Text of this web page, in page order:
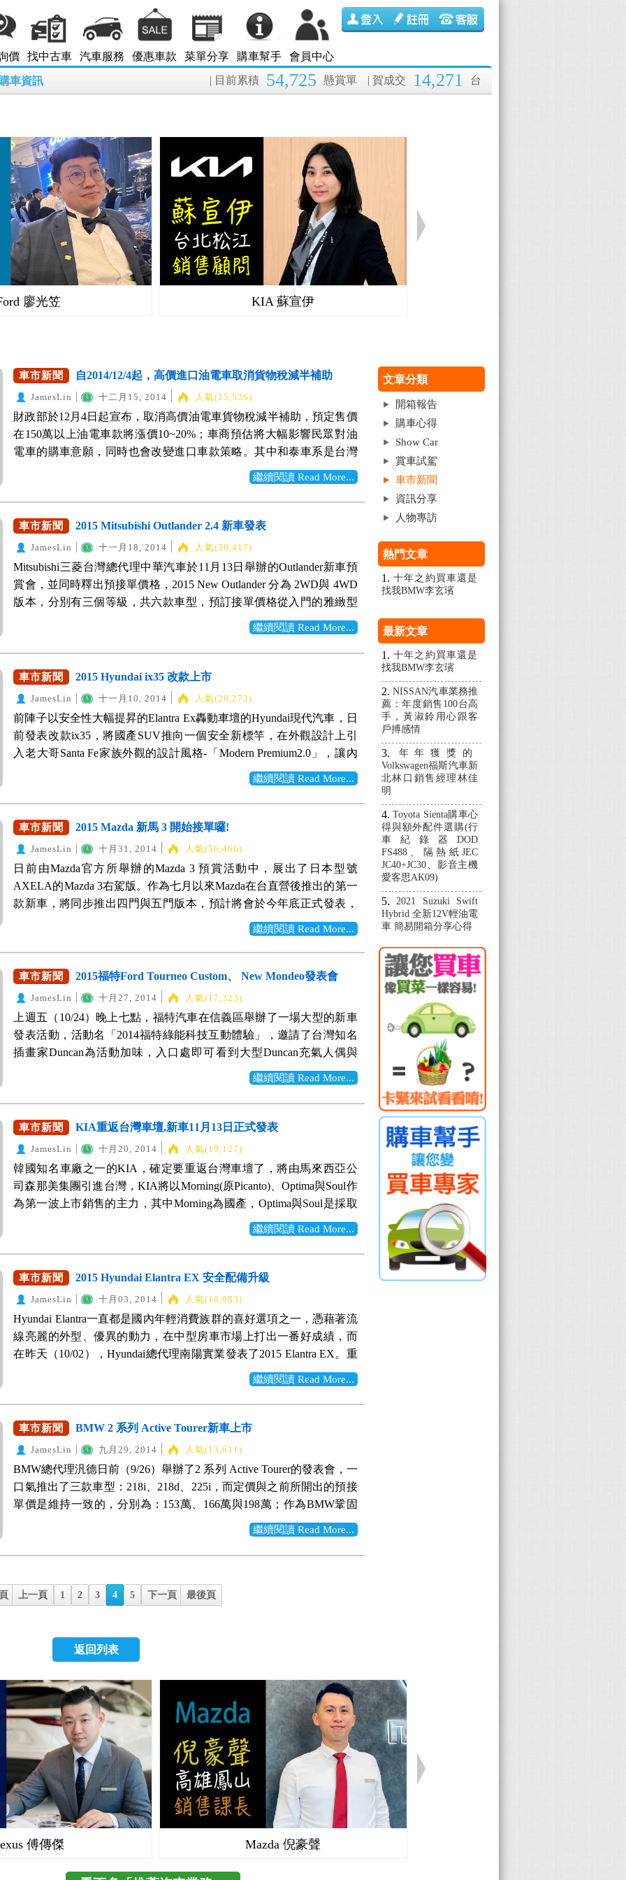
價 找中古車 汽車服務 優惠車款 菜單分享 購車幫手 會員中心
車資訊 | 賀成交 14,271 台
| 目前累積 54,725 懸賞單
廖光笠 KIA 蘇宣伊
車市新聞 自2014/12/4起，高價進口油電車取消貨物稅減半補助
JamesLin 十二月15, 2014 人氣(15,536)
財政部於12月4日起宣布，取消高價油電車貨物稅減半補助，預定售價
在150萬以上油電車款將漲價10~20%；車商預估將大幅影響民眾對油
電車的購車意願，同時也會改變進口車款策略。其中和泰車系是台灣
最大的油電車經銷商，旗下品牌括了Toyota及Lexus，目前兩款品牌超
過七成都屬於油電車，也佔了目前市售的五成，Lexus為此推出
NX200T汽油車款作為因應對策。 依據財政部公告12/04起必須符合以
下4種標準才享有貨物稅減免優惠 (1) 完稅價格在100萬元以下。 (2) 排
氣量在3000立方公分以下。 (3) 油耗值達每公升19公里。 (4) 碳排放量
在每公里120公克以下。 其中完稅價格並非指預定售價，而是車商從
國外產地購車時的成本，各項進口稅費之計算方式如下： (1) 完稅價格
= 離岸價格(FOB)＋運費(FREIGHT)＋保險費(INSURANCE) (2) 進口關
稅= 完稅價格 × 進口稅率 (稅率17.5%，民國100年適用) *註1 (3) 貨物稅
= ( 完稅價格 ＋ 進口關稅 ) × 貨物稅率25%~30% (排氣量2,000CC以
條 (5) 推廣貿易服務費=完稅價格× 推廣貿易服務費率(0.0415%) *註2
預定售價150萬以下油電車款，仍享有油電車貨物稅減半優惠，不受到
影響。而預定售價150萬以上油電車款將會有10%~20%的漲幅。 就
Wewanted購車好幫手得到的好康消息指出，目前各車廠仍有少量於
12/4前到港的油電車款維持原車價，並不受新制貨物稅補助方案影響，
即前往優惠車款詢問 *註1：
http://www.customs.gov.tw/Rateweb/Search1List.aspx?
type=1&date=20110320 *註2：http://www.mof.gov.tw/ct.asp?
xItem=26360&ctNode=657&mp=1 附錄：新制油電車貨物稅調整方案
對Lexus車係價格影響差異表
繼續閱讀 Read More...
車市新聞 2015 Mitsubishi Outlander 2.4 新車發表
JamesLin 十一月18, 2014 人氣(30,417)
Mitsubishi三菱台灣總代理中華汽車於11月13日舉辦的Outlander新車預
賞會，並同時釋出預接單價格，2015 New Outlander 分為 2WD與 4WD
版本，分別有三個等級，共六款車型，預訂接單價格從入門的雅緻型
81.9萬到七人座的尊榮型118.9萬，提供不同的配備等級供消費者做選
擇。12月08日中華汽車舉辦新車上市發表會，正式公開售價，較上個
月預訂接單價低一萬到兩萬元不等，並同時推出Outlander PHEV油電
混合版，詳細價格資訊請參考本文文末內容。 安全配備 前陣子各車
廠陸續推出具備高安全係數的車款，如今Mitsubishi也在Outlander上加
上了豐富的主被動安全配備，以保障駕駛與乘客的行車安全。2WD 車
款頂級華貴版與4WD全車系皆配備ABS防鎖定煞車系統、EBO電子煞
車力分配系統、BAS煞車力輔助系統、BOS煞車優先系統、ASC車身
動態穩定控制系統、TCL循跡防滑控制系統、ESS智慧型緊急煞車警示
系統、HAS陡坡起步輔助系統等主動式安全配備，並在華貴型、進階
造成的意外，更提昇安全性。有點美中不足的是這些完善的安全配備
都要到較高等級的車型才看得到，對於預算較不足的消費者來說是比
較可惜的地方。 外觀設計 全新進化的Outlander在外觀造型上，以一
體式鍍鉻水箱罩結合車燈呈現新的三菱設計語彙，延伸至車側的起伏
腰線讓Outlander溫潤的弧度線條中，帶出了剛毅的霸氣，更能襯托出
現出Outlander能文能武、剛柔並濟休旅車格。 內裝空間 內裝運用大
量軟性材質替代硬質塑料，配合高級皮椅，於車室內營造出更細緻有
質感的氛圍。與外觀一樣的全新設計的內裝，以駕駛人為導向，將駕
駛座與副駕駛座做出明顯區隔，讓駕駛更能專注於行車駕駛。寬敞的
空間一直是Outlander的強調重點，4WD頂級七人座尊榮型更提供豐富
的座位變化，全家出遊一樣寬敞舒適。 油耗表現 2015 Outlander搭載
了新一代的2.4升MIVEC引擎，能根據駕駛的使用情況，有效控制氣門
啟閉幅度與時間，進而減少動力浪費，讓大型的休旅車能擁有與房車
油耗媲美的油耗表現，也使對於大空間與低油耗不再成為兩難的抉
售價與安全配備差異性，請參考： 2014/12/09更新 昨天（12/08）中華
汽車舉辦了Outlander的正式發表會，六款車型的售價，除2WD入門的
雅緻型價格維持不變以外，其他五款皆有一至兩萬的降幅，2WD時尚
型與華貴型，售價調整為89.9萬與97.9萬，各有一萬元的降價幅度；而
4WD的經典型與進階型也分別調降一萬，價格來到93.9萬與106.9萬，
售價為116.9萬。 同場推出的還有Outlander PHEV 油電混合動力車
華汽車公布Outlander PHEV油電版售價為199萬。因為油電混合動力的
關係，Outlander PHEV的油耗表現，依據歐盟標準，每公升可行駛54.6
公里，到達了一個讓汽油車為之驚嘆的境界。 對2015 New Outlander有
興趣？趕快來WeWanted購車詢價! >>>前往購車詢價 >>>查看Outlnader
相關資料
繼續閱讀 Read More...
車市新聞 2015 Hyundai ix35 改款上市
JamesLin 十一月10, 2014 人氣(20,272)
前陣子以安全性大幅提昇的Elantra Ex轟動車壇的Hyundai現代汽車，日
前發表改款ix35，將國產SUV推向一個安全新標竿，在外觀設計上引
入老大哥Santa Fe家族外觀的設計風格-「Modern Premium2.0」，讓內
裝、外觀、配備與安全性到達了一個新的局面。而新一代的ix35也在既
有車型布局上做了更動，減少3個車型，並新增一款入門的2.0柴油豪華
款，從7個車款縮減成6個，以更精準的車型定位布局車市。汽油車款
兩個等級的售價分別為77.9萬與83.9萬，而柴油款售價價則為：88.9
萬、91.9萬、101.9萬。 銳利動感 傳承延續 新ix35引入的Modern
Premium2.0設計元素，讓原本的車型更具家族特色、提昇辨識度，並
呈現更流線、更動感、更前衛的Hyundai設計新語彙。 車頭部分為外觀
設計重點，配備Hyundai車系全新的鑽石型水箱罩，照明燈具部分也經
過重新設計，使整體車頭更有精神。 車頭特寫比較，左下角為舊版的
ix35，右下角的圖是Hyundai的Santa Fe，可以看到新版ix35的設計與舊
度以提高安全性。 全車系的標配還有後視鏡方向燈，一樣以安全作為
第一考量，加強提昇日常用車的主動安全性。 車尾最明顯的變動，在
於尾燈的新設計，LED導光條的燈組設計，除了看上去更具科技感
外，更重要的是能夠實質提昇尾燈亮度，強化行車安全性。 汽油版本
ix35全面配備17吋鋁框，而在柴油版部分，則升級為18吋鋁框。 內裝
裝配置。 與前代相同的四幅方向盤，音響控制為全車系標準配備，右
側的定速功能則為尊貴版以上標配。 安全配備 大幅提昇 本次改款重
點，相較於外觀的變動，更值得注意的在於主被動安全配備的大躍
進，如同Elantra EX的安全性升級，ix35更能滿足SUV車主對家庭成員
乘車安全性的需求。ix35各車型安全配備之差異與上市後售價如下表所
示（本表格截自Hyundai官網）： 除入門的豪華型車款外，主打的尊貴
型與旗艦型均配備豐富的主動安全系統：ESP電子車身穩定系統、
HAC上坡起步輔助系統、DBC斜坡緩降輔助系統、ROP電子車身防傾
系統，配上完善的被動安全：6SRS（包含雙車側氣簾，汽油豪華型配
2015/04/13 ix35因原物料價格上漲關係，自2015/04/13起價格全面調漲1
萬元，但原廠釋出誠意，提供1萬元配件選購金。 如您對這款具有全
新氣象以及及高安全性的國產SUV ix35有興趣，歡迎立即前往
WeWanted購車詢價。 >>>立即前往購車詢價 >>>查看ix35相關資料
繼續閱讀 Read More...
車市新聞 2015 Mazda 新馬 3 開始接單囉!
JamesLin 十月31, 2014 人氣(56,466)
日前由Mazda官方所舉辦的Mazda 3 預賞活動中，展出了日本型號
AXELA的Mazda 3右駕版。作為七月以來Mazda在台直營後推出的第一
款新車，將同步推出四門與五門版本，預計將會於今年底正式發表，
明年第一季(2015 Q1)以進口方式引進。官方特別重視與消費者的溝
通，故帶來右駕版的Mazda 3讓消費者近距離接觸，並做市場調查。目
前官方持續釋出消息，但在價格上資訊卻是保密到家，據了解入門的
四門車型價格有機會落在70萬以內。 Mazda 3-全新設計 原裝進口 新
Mazda 3引入家族全新設計語彙「KODO Design魂動」包含全新設計的
的樣貌，更具動感與新世代的氣息。 全新設計的車頭，包含車燈陳列
與水箱罩設計。 前低後踞的車型與線條，彷彿隨時要將滿載的動力透
過18吋鋁圈一釋而出，向前撲動。 後保區塊採黑色配置，將車身本色
往上提拉，車尾更顯輕盈且辨識度更高；雙出單尾管也為Mazda 3帶來
模擬在台灣上市的樣子，可供參考想像。 根據消息指出，Mazda 3 會
以2.0汽油動力先行推出，未來也不排除引進柴油引擎版本。 Mazda 3
DM 新馬3注重安全性，全車系標準配備六具SRS安全氣囊、DSC動態
穩定系統與HLA上坡起步輔助裝置。 DM上顯示以四門車型為主，據
了解Mazda3將會同時推出四門與五門車型，各兩個規格，至於詳細的
一時間公布，請鎖定WeWanted網站。 103/11/10，熱心網友捕獲Mazda
3 五門實車照片。 2014/11/01更新 目前New Mazda 3 已經開始預接訂
單~ 4門的基本款接單價為75萬，頂級款85萬；5門的基本款接單價80
萬，頂級款90萬。 採多退少不補原則，下訂後可更改等級。首批有
1000台配額，可在明年農曆年前交車。 2014/12/26更新 Mazda3 正式公
告售價分別為：四門尊貴型77.9萬元、四門頂級型87.9萬元、五門尊貴
型78.9萬元以及五門頂級型88.9萬元，值得注意的是，特殊塗色的「魂
動紅」車色則需加價1萬元。 2015/08/13更新 Mazda3新增4門尊榮型，
定價75.9萬。 2016/03/09更新 2016年式Mazda3變更車系編成，新增5門
豪華型 69.9萬（接單生產） 詳細資訊請參考>>>Mazda 3 基本規格表
據了解，接單數已近半數配額。如您也對新Mazda 3有興趣，歡迎來
WeWanted發懸賞單！ >>>立即前往購車詢價 >>>查看Mazda3相關資料
繼續閱讀 Read More...
車市新聞 2015福特Ford Tourneo Custom、 New Mondeo發表會
JamesLin 十月27, 2014 人氣(17,323)
上週五（10/24）晚上七點，福特汽車在信義區舉辦了一場大型的新車
發表活動，活動名「2014福特綠能科技互動體驗」，邀請了台灣知名
插畫家Duncan為活動加味，入口處即可看到大型Duncan充氣人偶與
Ecosport車款，還未到七點，現場即湧現排隊人潮，可知有許多人是非
常期待本次活動。而福特汽車也藉由此次活動公布發表新一代商旅車
Ford Tourneo Custom ，共有兩個等級可供選擇：入門款尊爵型售價
129.9萬，尊爵型選配後座空調系統售價134.9萬，頂級款豪華型售價
154.9萬。 Tourneo Custom-大氣空間 尊榮禮遇 本次活動登場主角，超
大軸距與大空間，主打國內個人與企業用戶的九人座選擇，主要針對
企業、旅遊業者與租賃公司做使用。 在5,339mm的車身長度設定中，
大空間提供了絕佳的先決條件，並配合三排座椅的特殊機構設計，可
以衍生出30種座位安排，更加靈活運用車室空間。高階車款更提供後
座獨立空調出風系統、深色玻璃與收捲遮陽簾，為商務載客提供更優
不釋手細細撫摸，而汽油款與油電款的區別可從車尾的銘牌與排氣管
做出識別，其他方面設計則是完全相同。 根據WeWanted了解，福特公
司將會在今年度12月份開賣Mondeo EcoBoost版本，作為全新Mondeo開
路先鋒，預接單價為128.8萬起；而Mondeo Hybrid油電混合型，在2015
年內會推出，Mondeo Plug-in Hybrid插電式油電混合動力型，則已在新
擇。 Mustang-繼承傳統 從心出發 擁有五十年發展歷史的Mustang野馬
跑車，本次活動也公開亮相最新車款。 從頭到尾周圍都是滿滿的圍觀
人潮，人人都想與之合影留念，而舞台上所展的是代表性能的紅色車
款，新設計的車身線條展現迷人的魅力。據WeWanted了解，Mustang將
於明年第三季開始販售，屆時動力迷可不要錯過了。 活動花絮 活動
的主題與宗旨放在多元綠能科技，本次展示發表的車款也與主題息息
相關，包含TDCI柴油引擎、EcoBoost引擎與hybrid油電混合科技，而
同時活動中也藉由不同車款傳達福特本身不同面向的造車精神。 表演
活動一開始，由福特柴油運動貨卡-Ranger打頭陣，它的中心思想以
與載貨能力。 接下來就是福特的當家戰將Focus，在活動的布幕上強
後，由專業舞者扮演的空服員帶來一段舞蹈表演，引出的是一種商
車身尺寸，令人驚豔。 新車款出現後，接著是現有的車型，接著上場
的的是榮獲許多獎項的Fiesta與暢銷休旅車款Kuga。 以及新改款的
Mondeo與動力性能更加強勁的Focus ST。 接著是All New Mustang野
馬跑車，此車一出，現場觀眾的反應就開始激動起來，看來頂尖性能
跑車的吸引力的確非同凡響！ 最後登場的是改款的Mondeo油電混合
款，福特汽車為了做出與汽油版的區別，特別在車側加上綠能式樣的
貼紙，以供識別，投影背景也以綠意盎然的畫面為主，強調節能特
性。 最後表演活動結束後，新改款的車型在台上一字排開，讓觀眾能
夠近距離接觸觀賞。 場外停放一部黃色的Mustang，現場也安排電音
DJ播放激昂的電子音樂，搭配Mustang引擎身浪，並讓民眾上車體驗
Mustang的超凡魅力。 場外靜態互動展示區，也布置的非常精緻，展
出了EcoBoost引擎與TDCI柴油引擎，讓民眾參觀。 Duncan在這裡！
際體驗現場活動後還可以得到福特公司準備的精美小禮物Focus 模型，
繼續閱讀 Read More...
車市新聞 KIA重返台灣車壇,新車11月13日正式發表
JamesLin 十月20, 2014 人氣(19,127)
韓國知名車廠之一的KIA，確定要重返台灣車壇了，將由馬來西亞公
司森那美集團引進台灣，KIA將以Morning(原Picanto)、Optima與Soul作
為第一波上市銷售的主力，其中Morning為國產，Optima與Soul是採取
進口模式，而之後也將會有另兩款Carnes與Sportage陸續補齊品牌戰
線，根據WeWanted資訊中心得到的消息指出，車款將在11月13日正式
發表。這回KIA回歸可說是充分準備、勢在必行！讓我們簡單介紹一
下首波上市的三款主力戰將： Morning(原Picanto)： 在多個月前KIA
公開的活動中，以Picanto為名展示的Morning，將以國產的方式與台灣
的車主們相逢，定位在小型都會用車的Morning小巧可愛，外型討喜，
非常適合在擁擠的城市道路中駕駛，在台灣這樣地狹人稠的環境下，
相信會是準車主非常不錯的一個選擇。 以下為WeWanted獨家取得
Morning最新規格表，Morning基本款定價在50萬以下，價格上應具有
競爭力。 其中頂級款，配備了小車少見的ESC電子車身穩定系統、
度，而年輕化的外觀非常討喜，想購買Camry、Teana或Accord等大型
房車的準車主，又多了一個嶄新的選擇。 Optima規格表如下，目前引
進單一車型進行販售。 因其大型房車的市場定位，在安全性、舒適性
以及操控性方面的配備一應俱全：光感應啟閉燈具、智慧感應啟動、
定速、可變操控系統、多合一觸控、ESC電子車身穩定、HAC上坡起
標榜個性掀背小車的Soul，因日前天主教教宗訪韓時，指名Soul作為指
定座駕而聲名大噪，方正的車身線條中，帶著不羈的性格，而車頭的
整部車外觀辨識度極高，加上略高的底盤，彷彿有類SUV運動休旅車
的形象呈現。 Soul車系共推出2款車型等級，外觀差異在於鋁圈尺寸與
式照明。 內裝部分差異在於：智慧感應啟動、皮椅與觸控多媒體系
統。 據我們蒐集到的資訊，目前KIA的展示中心初期在北部會有兩個
http://www.kia.com.tw/ 依WeWanted得到的資訊，接單價如下表： 如果
您對KIA車款有興趣，請密切關注WeWanted，有最新消息我們會立即
呈現給您，敬請期待。 現在KIA已經可以開始預接單了，如您想購買
KIA其下車款，歡迎前往購車詢價。 >>>立即前往購車詢價！
繼續閱讀 Read More...
車市新聞 2015 Hyundai Elantra EX 安全配備升級
JamesLin 十月03, 2014 人氣(18,083)
Hyundai Elantra一直都是國內年輕消費族群的喜好選項之一，憑藉著流
線亮麗的外型、優異的動力，在中型房車市場上打出一番好成績，而
在昨天（10/02），Hyundai總代理南陽實業發表了2015 Elantra EX。重
點在於大幅提升主被動安全配備。 在本次發表中，並未針對Elantra的
外觀做太多的變動，僅針對前保桿、鋁圈與尾燈配色做小幅度的改
變，而內裝則是在儀表中央導入OLED面板，並將中控台上的冷氣口上
移，並增加了後座冷氣出風口，皮椅也用灰色縫線加以點綴，增添了
一點細膩的質感。 而在視線看不到的地方，才是本次改版的最大亮
點，在國內對於安全性的注重越來越高的同時，Elantra EX一口氣增加
了多項安全性配備與科技，大幅超越了同等級車款標準，成為了該級
距離的新標竿。其中旗艦款包完整擁有六顆SRS安全氣囊、ESP車穩系
統、VSM整合式車身管理系統等，讓Elantra EX彷彿吞入安全大補丸般
成為一部造型、性能與安全性兼具的全能型標竿房車，如此這般的配
Elantra更在美國市場IQS品質調查資料中，一舉奪下該級距最高評比，
率的決心，而這無疑都將成為廣大車主的一大福音。 在大幅增加配件
萬 豪華款68.9萬→69.9萬 旗艦款73.9萬→74.9萬 全車系多一萬買百萬級
安全配備，心動了嗎？趕緊來WeWanted購車詢價吧！ 配合新上市，推
出60萬/60期零利率輕鬆購車專案。 >>>立即前往購車詢價！
繼續閱讀 Read More...
車市新聞 BMW 2 系列 Active Tourer新車上市
JamesLin 九月29, 2014 人氣(13,611)
BMW總代理汎德日前（9/26）舉辦了2 系列 Active Tourer的發表會，一
口氣推出了三款車型：218i、218d、225i，而定價與之前所開出的預接
單價是維持一致的，分別為：153萬、166萬與198萬；作為BMW鞏固
品牌入門市場的策略車款，到底有哪些優勢呢？讓我們來看看： 在一
向強調後驅屬性與操駕樂趣的BMW車廠中，2 系列 Active Tourer的前
驅設定算是一大突破，無論是都會購物通勤、家庭出遊或是戶外活
其前軀底盤與集團中的mini共用，而BMW所推的模組化底盤系統讓汽
柴油車款間的零件共用率達到40％，而相同燃料引擎間的零組件共用
在外觀上2 系列 Active Tourer保有BMW核心的設計精神，並引入新的
設計元素，以較高的車身線條，讓駕駛的視野以及乘客上下車的方便
性更能向上提昇，雙圓形頭燈的設計也大大的提高了識別度，而BMW
也提供了豐富的車身外觀套件可供選購，讓消費者在滿足實用機能的
同時，也能創造屬於自己2 系列 Active Tourer的風格。 提到了外觀，
就不能不談到2 系列 Active Tourer的內裝空間，可前後移動13公分的後
座座椅，擁有28度的椅背傾角，讓後座乘客在享受乘車舒適性的同
時，也能讓車主可以靈活運用高達1500公升的載物容積，滿足車主載
品牌與實用性之間的完美平衡。 而高級車款所重視的車身安全性，
BMW並沒有因為2 系列 Active Tourer定為成入門車款而吝於給予，六
具氣囊、DSC動態穩定控制、DTC動態牽引力控制等系統主被動式安
全系統，也都列為2 系列 Active Tourer全車系的標準配備，足見安全性
與操作性在BMW車廠的核心思想是同等重要的。 雖然預接單時已經
接獲200張以上的訂單，但是總代理汎德還是祭出了強力促銷方案：即
繼續閱讀 Read More...
上一頁 1 2 3 4 5 下一頁 最後頁
返回列表
文章分類
開箱報告
購車心得
Show Car
賞車試駕
車市新聞
資訊分享
人物專訪
熱門文章
十年之約買車還是
找我BMW李玄璸
最新文章
十年之約買車還是
找我BMW李玄璸
NISSAN汽車業務推
薦：年度銷售100台高
手，黃淑鈴用心跟客
戶搏感情
年年獲獎的
Volkswagen福斯汽車新
北林口銷售經理林佳
明
Toyota Sienta購車心
得與額外配件選購(行
車紀錄器DOD
FS488、隔熱紙JEC
JC40+JC30、影音主機
愛客思AK09)
2021 Suzuki Swift
Hybrid 全新12V輕油電
車 簡易開箱分享心得
傅傳傑 Mazda 倪豪聲